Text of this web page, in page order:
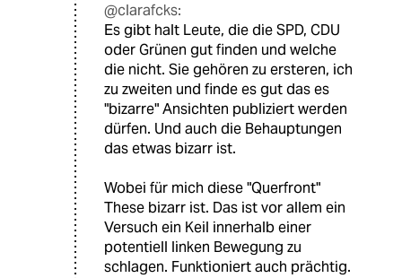
@clarafcks:
Es gibt halt Leute, die die SPD, CDU
oder Grünen gut finden und welche
die nicht. Sie gehören zu ersteren, ich
zu zweiten und finde es gut das es
"bizarre" Ansichten publiziert werden
dürfen. Und auch die Behauptungen
das etwas bizarr ist.
Wobei für mich diese "Querfront"
These bizarr ist. Das ist vor allem ein
Versuch ein Keil innerhalb einer
potentiell linken Bewegung zu
schlagen. Funktioniert auch prächtig.